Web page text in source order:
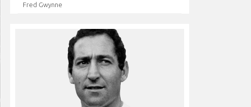
Fred Gwynne